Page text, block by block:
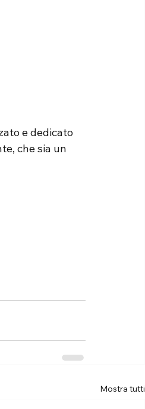
e dedicato
che sia un
Mostra tutti